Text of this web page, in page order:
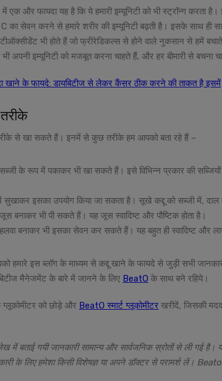
एक और फायदा यह है कि ये हमारी इम्यूनिटी को भी स्ट्रॉन्ग करता
C का सेवन करने से हमारे शरीर की इम्यूनिटी बढ़ती है। इसके साथ ही
भी होते हैं जो फ्रीरेडिकल्स से होने वाले नुकसान से हमें
अपनी इम्यूनिटी को मजबूत करना चाहते हैं, और हर बीमारी से बचना
खाने के फायदे: डायबिटीज से लेकर कैंसर ठीक करने की ताकत है इसमें
से खा सकते हैं। इनमें से कुछ तरीके हम आपको बता रहे हैं –
के रूप में पकाकर भी खा सकते हैं। इसे विभिन्न प्रकार की
सुखाकर इसका उपयोग किया जा सकता है। सूखे कद्दू को सब्जी में,
बनाकर भी पी सकते हैं। यह जूस स्वादिष्ट और पौष्टिक होता है।
बनाकर भी इसका सेवन कर सकते हैं। यह बहुत ही स्वादिष्ट और
हमारे इस ब्लॉग के माध्यम से कद्दू खाने के फायदे से जुड़ी सभी जानकारी
मैनेजमेंट के बारे में जानने के लिए BeatO के साथ बने रहिये।
को छोड़े और BeatO स्मार्ट ग्लूकोमीटर खरीदें, जिसकी
में बताई गयी जानकारी सामान्य और सार्वजनिक स्रोतों से ली गई है।
के लिए हमेशा किसी विशेषज्ञ या अपने डॉक्टर से परामर्श लें।